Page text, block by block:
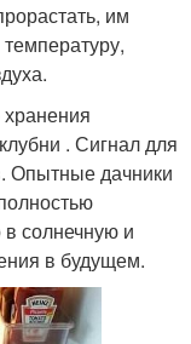
им
. Сигнал для
Опытные дачники
солнечную и
в будущем.